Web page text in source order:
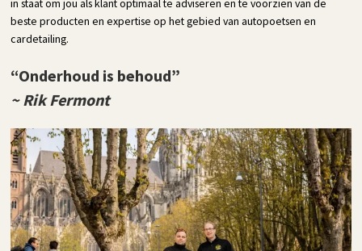
in staat om jou als klant optimaal te adviseren en te voorzien van de
beste producten en expertise op het gebied van autopoetsen en
cardetailing.
“Onderhoud is behoud”
~ Rik Fermont